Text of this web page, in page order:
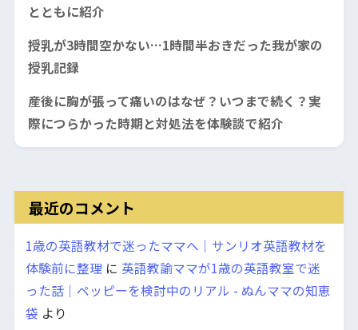
とともに紹介
授乳が3時間空かない…1時間半おきだった我が家の
授乳記録
産後に胸が張って痛いのはなぜ？いつまで続く？実
際につらかった時期と対処法を体験談で紹介
最近のコメント
1歳の英語教材で迷ったママへ｜サンリオ英語教材を
体験前に整理 に 英語教諭ママが1歳の英語教室で迷
った話｜ペッピーを検討中のリアル - ぬんママの知恵
袋 より